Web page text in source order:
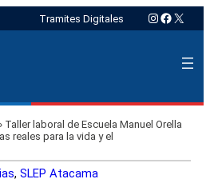
Tramites Digitales Instagram
X
Taller laboral de Escuela Manuel Orella
reales para la vida y el
, SLEP Atacama